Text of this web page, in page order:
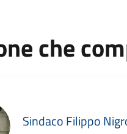
che
Sindaco Filippo